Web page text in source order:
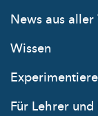
News aus
Wissen
Für Lehrer und